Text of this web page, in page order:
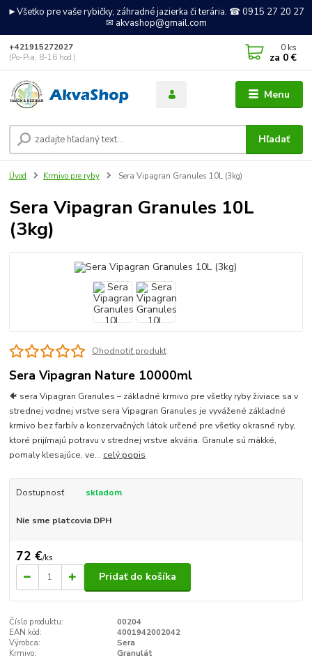
►Všetko pre vaše rybičky, záhradné jazierka či terária. ☎ 0915 27 20 27
✉ akvashop@gmail.com
Menu
Hľadať
+421915272027
(Po-Pia, 8-16 hod.)
0 ks
za 0 €
Úvod Krmivo pre ryby Sera Vipagran Granules 10L (3kg)
Sera Vipagran Granules 10L
(3kg)
Ohodnotiť produkt
Sera Vipagran Nature 10000ml
🐠 sera Vipagran Granules – základné krmivo pre všetky ryby živiace sa v
strednej vodnej vrstve sera Vipagran Granules je vyvážené základné
krmivo bez farbív a konzervačných látok určené pre všetky okrasné ryby,
ktoré prijímajú potravu v strednej vrstve akvária. Granule sú mäkké,
pomaly klesajúce, ve... celý popis
Dostupnosť skladom
Nie sme platcovia DPH
72 €/ks
Pridať do košíka
Číslo produktu:
00204
EAN kód:
4001942002042
Výrobca:
Sera
Krmivo:
Granulát